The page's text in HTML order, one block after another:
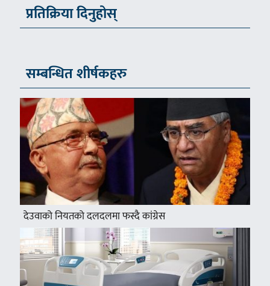
प्रतिक्रिया दिनुहोस्
सम्बन्धित शीर्षकहरु
देउवाको नियतको दलदलमा फस्दै कांग्रेस